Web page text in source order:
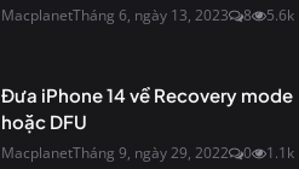
MacplanetTháng 6, ngày 13, 2023 8 5.6k
Đưa iPhone 14 về Recovery mode
hoặc DFU
MacplanetTháng 9, ngày 29, 2022 0 1.1k